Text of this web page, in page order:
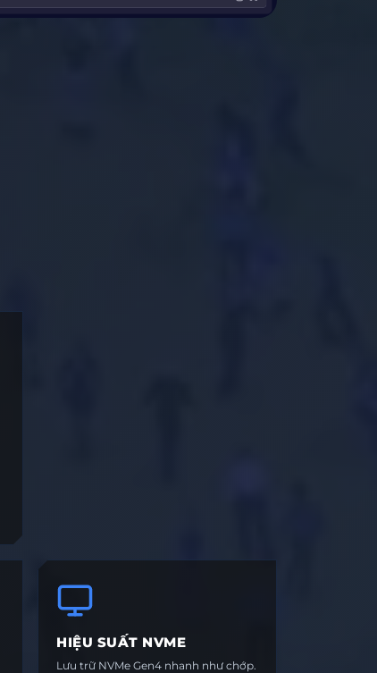
HIỆU SUẤT NVME
Lưu trữ NVMe Gen4 nhanh như chớp.